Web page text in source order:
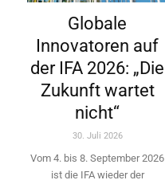
Globale
Innovatoren auf
der IFA 2026: „Die
Zukunft wartet
nicht“
30. Juli 2026
Vom 4. bis 8. September 2026
ist die IFA wieder der